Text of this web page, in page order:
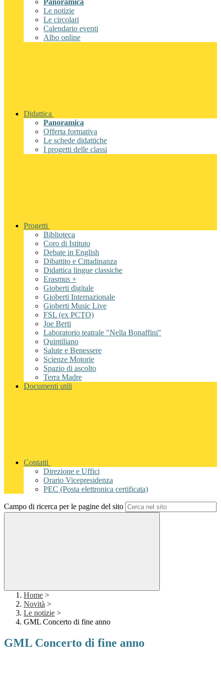
Panoramica
Le notizie
Le circolari
Calendario eventi
Albo online
Didattica
Panoramica
Offerta formativa
Le schede didattiche
I progetti delle classi
Progetti
Biblioteca
Coro di Istituto
Debate in English
Dibattito e Cittadinanza
Didattica lingue classiche
Erasmus +
Gioberti digitale
Gioberti Internazionale
Gioberti Music Live
FSL (ex PCTO)
Joe Berti
Laboratorio teatrale "Nella Bonaffini"
Quintiliano
Salute e Benessere
Scienze Motorie
Spazio di ascolto
Terra Madre
Documenti utili
Contatti
Direzione e Uffici
Orario Vicepresidenza
PEC (Posta elettronica certificata)
Campo di ricerca per le pagine del sito
Home >
Novità >
Le notizie >
GML Concerto di fine anno
GML Concerto di fine anno